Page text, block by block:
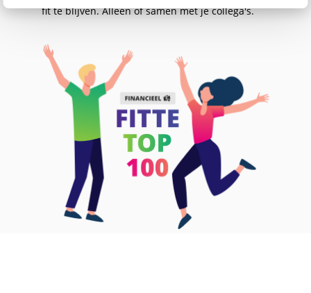
fit te blijven. Alleen of samen met je collega's.